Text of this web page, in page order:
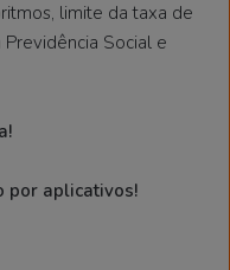
limite da taxa de
Social e
por aplicativos!